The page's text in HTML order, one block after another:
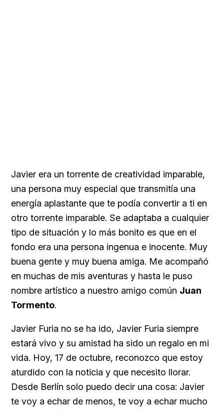
Javier era un torrente de creatividad imparable,
una persona muy especial que transmitía una
energía aplastante que te podía convertir a ti en
otro torrente imparable. Se adaptaba a cualquier
tipo de situación y lo más bonito es que en el
fondo era una persona ingenua e inocente. Muy
buena gente y muy buena amiga. Me acompañó
en muchas de mis aventuras y hasta le puso
nombre artístico a nuestro amigo común Juan
Tormento.
Javier Furia no se ha ido, Javier Furia siempre
estará vivo y su amistad ha sido un regalo en mi
vida. Hoy, 17 de octubre, reconozco que estoy
aturdido con la noticia y que necesito llorar.
Desde Berlín solo puedo decir una cosa: Javier
te voy a echar de menos, te voy a echar mucho